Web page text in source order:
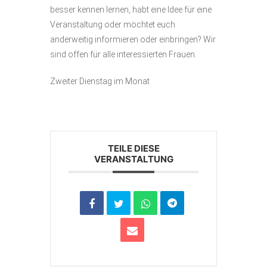
besser kennen lernen, habt eine Idee für eine
Veranstaltung oder möchtet euch
anderweitig informieren oder einbringen? Wir
sind offen für alle interessierten Frauen.
Zweiter Dienstag im Monat
TEILE DIESE
VERANSTALTUNG